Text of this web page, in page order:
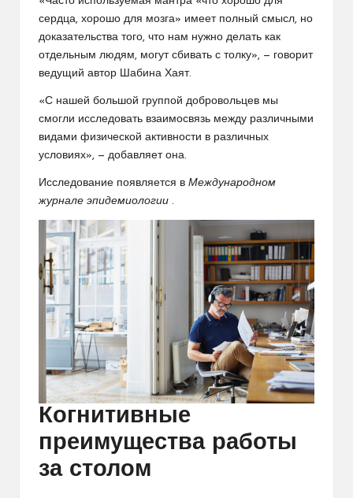
сердца, хорошо для мозга» имеет полный смысл, но
доказательства того, что нам нужно делать как
отдельным людям, могут сбивать с толку», — говорит
ведущий автор Шабина Хаят.
«С нашей большой группой добровольцев мы
смогли исследовать взаимосвязь между различными
видами физической активности в различных
условиях», — добавляет она.
Исследование появляется в Международном
журнале эпидемиологии .
Когнитивные
преимущества работы
за столом